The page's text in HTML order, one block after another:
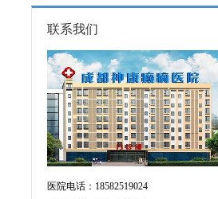
联系我们
医院电话：18582519024